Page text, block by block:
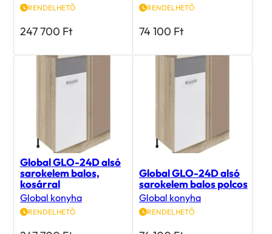
RENDELHETŐ
247 700 Ft
RENDELHETŐ
74 100 Ft
Global GLO-24D alsó
sarokelem balos,
kosárral
Global konyha
RENDELHETŐ
Global GLO-24D alsó
sarokelem balos polcos
Global konyha
RENDELHETŐ